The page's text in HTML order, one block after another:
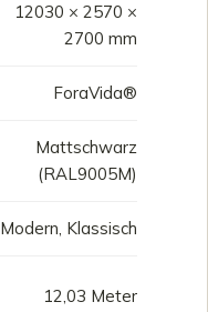
12030 × 2570 ×
2700 mm
ForaVida®
Mattschwarz
(RAL9005M)
Modern, Klassisch
12,03 Meter